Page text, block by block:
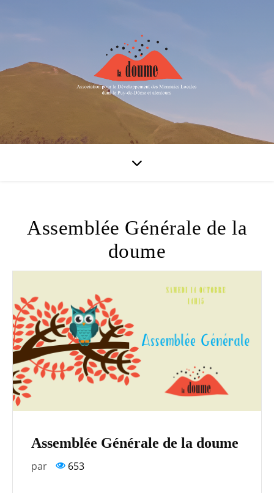
Assemblée Générale de la
doume
Assemblée Générale de la doume
par 653